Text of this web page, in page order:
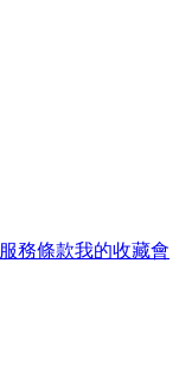
服務條款我的收藏會